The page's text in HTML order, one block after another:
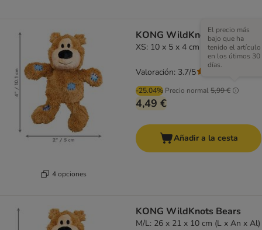
4 opciones
KONG WildKnots Bears
XS: 10 x 5 x 4 cm (L x An x Al)
-25.04% Precio normal5,99 €
El precio más
bajo que ha
tenido el artículo
en los útimos 30
días.
4,49 €
Valoración: 3.7/5
Añadir a la cesta
KONG WildKnots Bears
M/L: 26 x 21 x 10 cm (L x An x Al)